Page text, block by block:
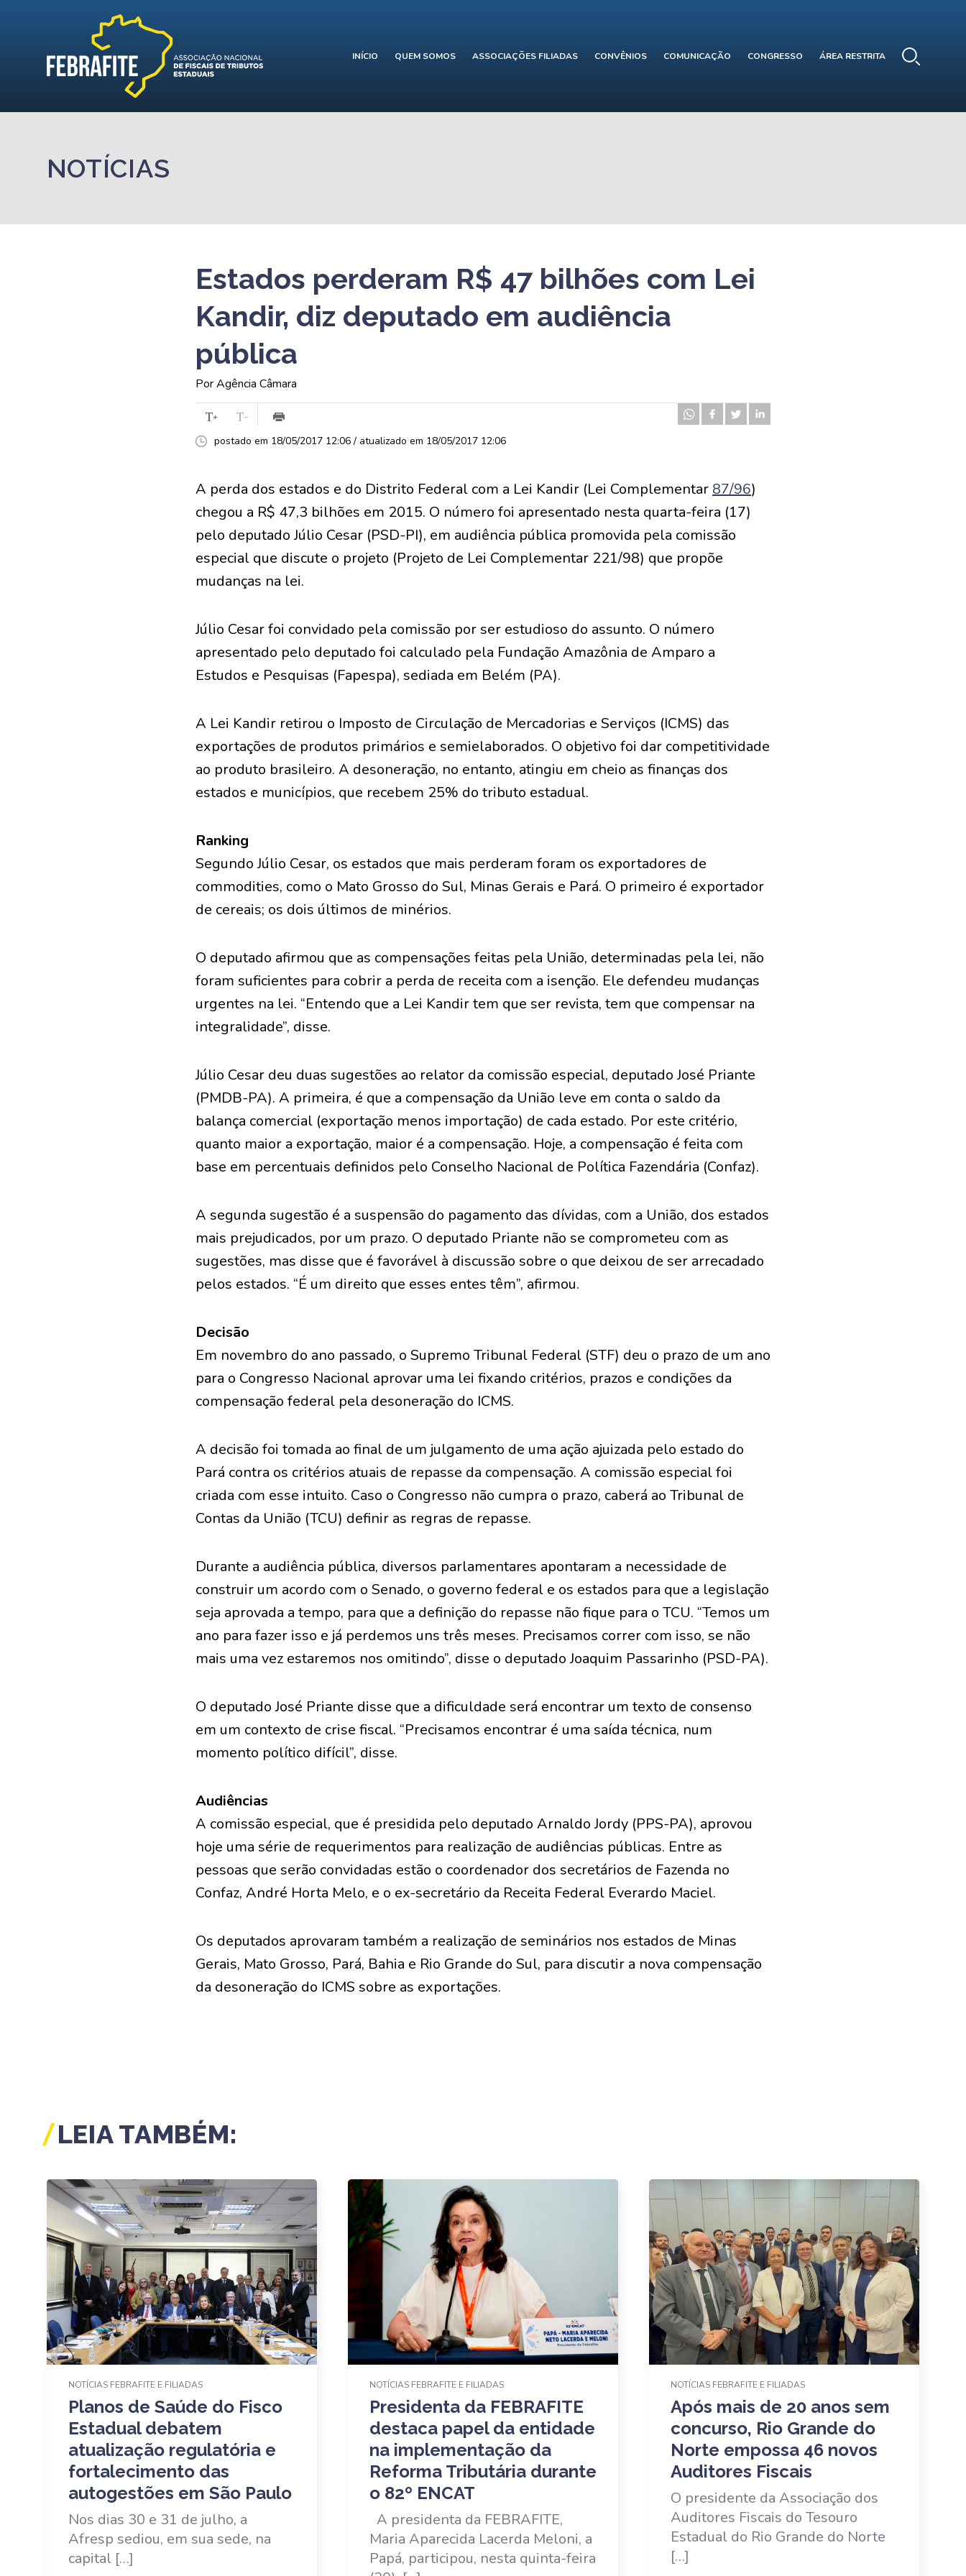
INÍCIO QUEM SOMOS ASSOCIAÇÕES FILIADAS CONVÊNIOS COMUNICAÇÃO CONGRESSO ÁREA RESTRITA
NOTÍCIAS
Estados perderam R$ 47 bilhões com Lei
Kandir, diz deputado em audiência
pública
Por Agência Câmara
postado em 18/05/2017 12:06 / atualizado em 18/05/2017 12:06
A perda dos estados e do Distrito Federal com a Lei Kandir (Lei Complementar 87/96)
chegou a R$ 47,3 bilhões em 2015. O número foi apresentado nesta quarta-feira (17)
pelo deputado Júlio Cesar (PSD-PI), em audiência pública promovida pela comissão
especial que discute o projeto (Projeto de Lei Complementar 221/98) que propõe
mudanças na lei.
Júlio Cesar foi convidado pela comissão por ser estudioso do assunto. O número
apresentado pelo deputado foi calculado pela Fundação Amazônia de Amparo a
Estudos e Pesquisas (Fapespa), sediada em Belém (PA).
A Lei Kandir retirou o Imposto de Circulação de Mercadorias e Serviços (ICMS) das
exportações de produtos primários e semielaborados. O objetivo foi dar competitividade
ao produto brasileiro. A desoneração, no entanto, atingiu em cheio as finanças dos
estados e municípios, que recebem 25% do tributo estadual.
Ranking
Segundo Júlio Cesar, os estados que mais perderam foram os exportadores de
commodities, como o Mato Grosso do Sul, Minas Gerais e Pará. O primeiro é exportador
de cereais; os dois últimos de minérios.
O deputado afirmou que as compensações feitas pela União, determinadas pela lei, não
foram suficientes para cobrir a perda de receita com a isenção. Ele defendeu mudanças
urgentes na lei. “Entendo que a Lei Kandir tem que ser revista, tem que compensar na
integralidade”, disse.
Júlio Cesar deu duas sugestões ao relator da comissão especial, deputado José Priante
(PMDB-PA). A primeira, é que a compensação da União leve em conta o saldo da
balança comercial (exportação menos importação) de cada estado. Por este critério,
quanto maior a exportação, maior é a compensação. Hoje, a compensação é feita com
base em percentuais definidos pelo Conselho Nacional de Política Fazendária (Confaz).
A segunda sugestão é a suspensão do pagamento das dívidas, com a União, dos estados
mais prejudicados, por um prazo. O deputado Priante não se comprometeu com as
sugestões, mas disse que é favorável à discussão sobre o que deixou de ser arrecadado
pelos estados. “É um direito que esses entes têm”, afirmou.
Decisão
Em novembro do ano passado, o Supremo Tribunal Federal (STF) deu o prazo de um ano
para o Congresso Nacional aprovar uma lei fixando critérios, prazos e condições da
compensação federal pela desoneração do ICMS.
A decisão foi tomada ao final de um julgamento de uma ação ajuizada pelo estado do
Pará contra os critérios atuais de repasse da compensação. A comissão especial foi
criada com esse intuito. Caso o Congresso não cumpra o prazo, caberá ao Tribunal de
Contas da União (TCU) definir as regras de repasse.
Durante a audiência pública, diversos parlamentares apontaram a necessidade de
construir um acordo com o Senado, o governo federal e os estados para que a legislação
seja aprovada a tempo, para que a definição do repasse não fique para o TCU. “Temos um
ano para fazer isso e já perdemos uns três meses. Precisamos correr com isso, se não
mais uma vez estaremos nos omitindo”, disse o deputado Joaquim Passarinho (PSD-PA).
O deputado José Priante disse que a dificuldade será encontrar um texto de consenso
em um contexto de crise fiscal. “Precisamos encontrar é uma saída técnica, num
momento político difícil”, disse.
Audiências
A comissão especial, que é presidida pelo deputado Arnaldo Jordy (PPS-PA), aprovou
hoje uma série de requerimentos para realização de audiências públicas. Entre as
pessoas que serão convidadas estão o coordenador dos secretários de Fazenda no
Confaz, André Horta Melo, e o ex-secretário da Receita Federal Everardo Maciel.
Os deputados aprovaram também a realização de seminários nos estados de Minas
Gerais, Mato Grosso, Pará, Bahia e Rio Grande do Sul, para discutir a nova compensação
da desoneração do ICMS sobre as exportações.
LEIA TAMBÉM:
NOTÍCIAS FEBRAFITE E FILIADAS
Planos de Saúde do Fisco
Estadual debatem
atualização regulatória e
fortalecimento das
autogestões em São Paulo
Nos dias 30 e 31 de julho, a
Afresp sediou, em sua sede, na
capital […]
NOTÍCIAS FEBRAFITE E FILIADAS
Presidenta da FEBRAFITE
destaca papel da entidade
na implementação da
Reforma Tributária durante
o 82º ENCAT
A presidenta da FEBRAFITE,
Maria Aparecida Lacerda Meloni, a
Papá, participou, nesta quinta-feira
NOTÍCIAS FEBRAFITE E FILIADAS
Após mais de 20 anos sem
concurso, Rio Grande do
Norte empossa 46 novos
Auditores Fiscais
O presidente da Associação dos
Auditores Fiscais do Tesouro
Estadual do Rio Grande do Norte
[…]